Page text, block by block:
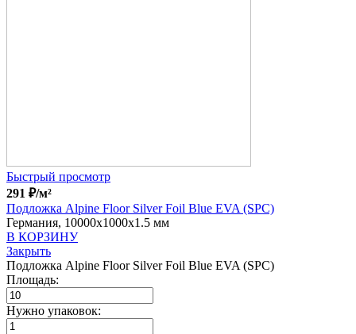
Быстрый просмотр
291 ₽/м²
Подложка Alpine Floor Silver Foil Blue EVA (SPC)
Германия, 10000x1000x1.5 мм
В КОРЗИНУ
Закрыть
Подложка Alpine Floor Silver Foil Blue EVA (SPC)
Площадь:
Нужно упаковок: